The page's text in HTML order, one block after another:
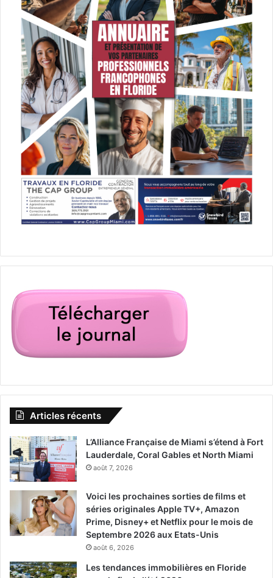
Articles récents
L’Alliance Française de Miami s’étend à Fort
Lauderdale, Coral Gables et North Miami
août 7, 2026
Voici les prochaines sorties de films et
séries originales Apple TV+, Amazon
Prime, Disney+ et Netflix pour le mois de
Septembre 2026 aux Etats-Unis
août 6, 2026
Les tendances immobilières en Floride